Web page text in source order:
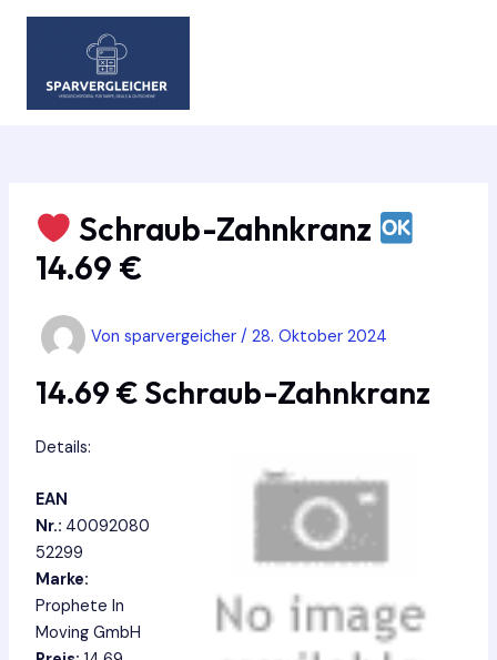
Zum
Schraub-Zahnkranz
14.69 €
Von sparvergeicher / 28. Oktober 2024
14.69 € Schraub-Zahnkranz
Details:
EAN
Nr.: 40092080
52299
Marke:
Prophete In
Moving GmbH